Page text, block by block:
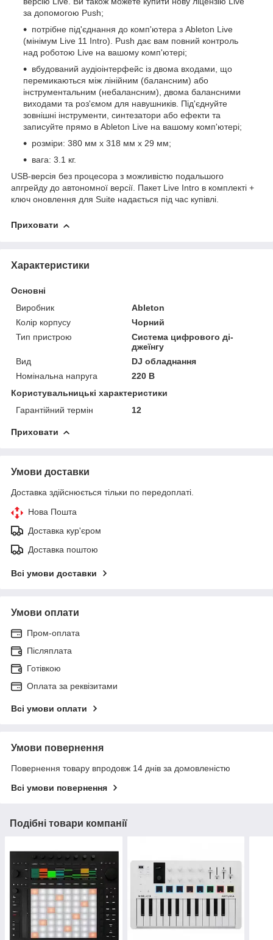
за допомогою Push;
потрібне під'єднання до комп'ютера з Ableton Live
(мінімум Live 11 Intro). Push дає вам повний контроль
над роботою Live на вашому комп'ютері;
вбудований аудіоінтерфейс із двома входами, що
перемикаються між лінійним (балансним) або
інструментальним (небалансним), двома балансними
виходами та роз'ємом для навушників. Під'єднуйте
зовнішні інструменти, синтезатори або ефекти та
записуйте прямо в Ableton Live на вашому комп'ютері;
розміри: 380 мм х 318 мм х 29 мм;
вага: 3.1 кг.
USB-версія без процесора з можливістю подальшого
апгрейду до автономної версії. Пакет Live Intro в комплекті +
ключ оновлення для Suite надається під час купівлі.
Приховати
Характеристики
Основні
Виробник
Ableton
Колір корпусу
Чорний
Тип пристрою
Система цифрового ді-
джеїнгу
Вид
DJ обладнання
Номінальна напруга
220 В
Користувальницькі характеристики
Гарантійний термін
12
Приховати
Умови доставки
Доставка здійснюється тільки по передоплаті.
Нова Пошта
Доставка кур'єром
Доставка поштою
Всі умови доставки
Умови оплати
Пром-оплата
Післяплата
Готівкою
Оплата за реквізитами
Всі умови оплати
Умови повернення
Повернення товару впродовж 14 днів за домовленістю
Всі умови повернення
Подібні товари компанії